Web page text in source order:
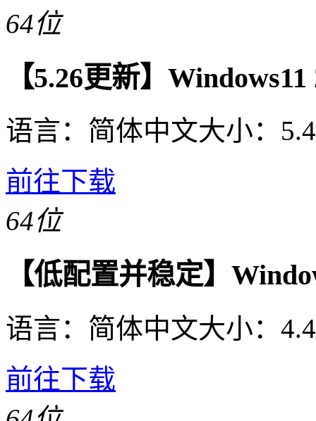
64位
【5.26更新】
语言： 简体中文大小：
前往下载
64位
【低配置并稳定】
语言： 简体中文大小：
前往下载